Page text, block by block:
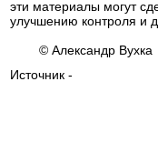
эти материалы могут
улучшению контроля и
© Александр Вухка
Источник -